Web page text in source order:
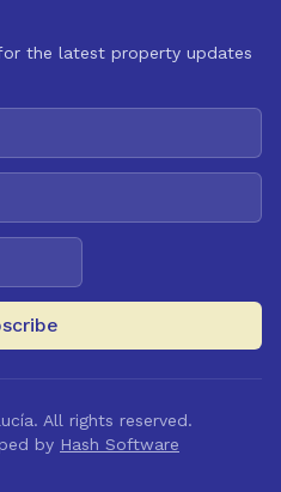
the latest property updates
All rights reserved.
by Hash Software